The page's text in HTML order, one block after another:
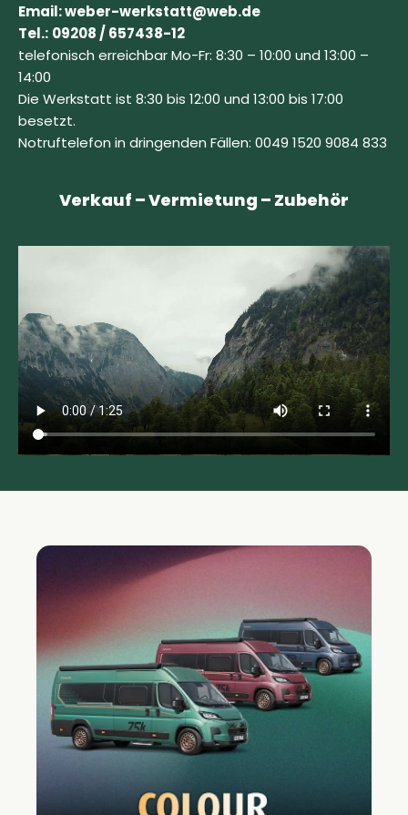
Email: weber-werkstatt@web.de
Tel.: 09208 / 657438-12
telefonisch erreichbar Mo-Fr: 8:30 – 10:00 und 13:00 –
14:00
Die Werkstatt ist 8:30 bis 12:00 und 13:00 bis 17:00
besetzt.
Notruftelefon in dringenden Fällen: 0049 1520 9084 833
Verkauf – Vermietung – Zubehör